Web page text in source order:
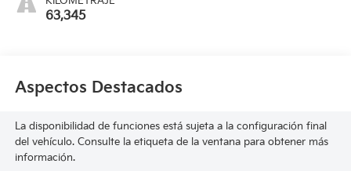
63,345
Aspectos Destacados
La disponibilidad de funciones está sujeta a la configuración final
del vehículo. Consulte la etiqueta de la ventana para obtener más
información.